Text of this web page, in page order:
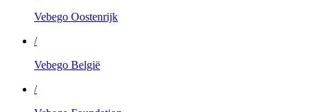
Vebego Oostenrijk
/
Vebego België
/